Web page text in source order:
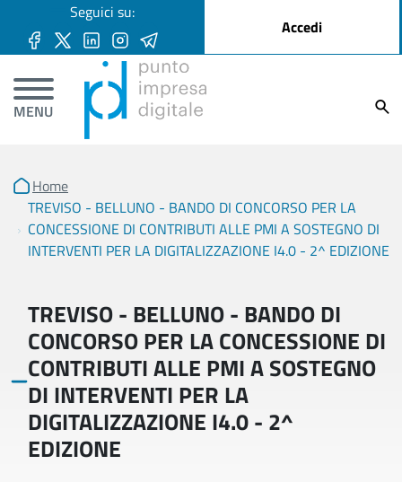
Seguici su: User account menu
Accedi
MENU
Home
TREVISO - BELLUNO - BANDO DI CONCORSO PER LA
CONCESSIONE DI CONTRIBUTI ALLE PMI A SOSTEGNO DI
INTERVENTI PER LA DIGITALIZZAZIONE I4.0 - 2^ EDIZIONE
TREVISO - BELLUNO - BANDO DI
CONCORSO PER LA CONCESSIONE DI
CONTRIBUTI ALLE PMI A SOSTEGNO
DI INTERVENTI PER LA
DIGITALIZZAZIONE I4.0 - 2^
EDIZIONE